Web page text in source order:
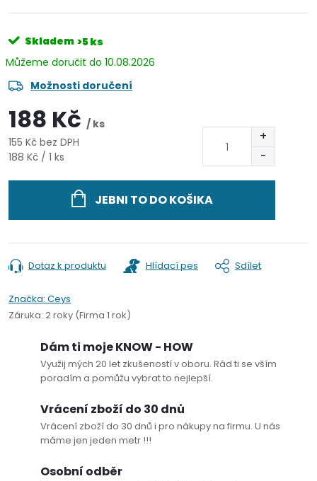
Skladem >5 ks
10.08.2026
Možnosti doručení
188 Kč / ks
155 Kč bez DPH
Měrná
188 Kč / 1 ks
JEBNI TO DO KOŠIKA
Dotaz k produktu Hlídací pes Sdílet
Značka: Ceys
Záruka: 2 roky (Firma 1 rok)
Dám ti moje KNOW - HOW
Využij mých 20 let zkušeností v oboru. Rád ti se vším
poradím a pomůžu vybrat to nejlepší.
Vrácení zboží do 30 dnů
Vrácení zboží do 30 dnů i pro nákupy na firmu. U nás
máme jen jeden metr !!!
Osobní odběr